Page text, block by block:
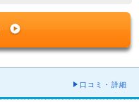
口コミ・詳細